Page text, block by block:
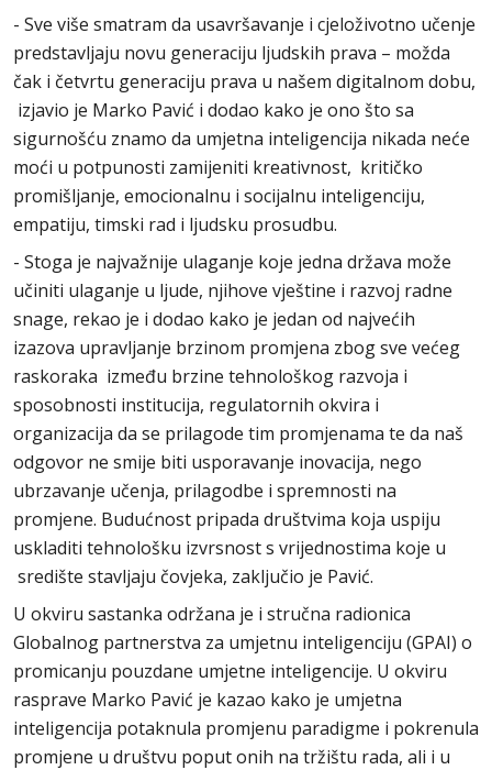
- Sve više smatram da usavršavanje i cjeloživotno učenje
predstavljaju novu generaciju ljudskih prava – možda
čak i četvrtu generaciju prava u našem digitalnom dobu,
izjavio je Marko Pavić i dodao kako je ono što sa
sigurnošću znamo da umjetna inteligencija nikada neće
moći u potpunosti zamijeniti kreativnost, kritičko
promišljanje, emocionalnu i socijalnu inteligenciju,
empatiju, timski rad i ljudsku prosudbu.
- Stoga je najvažnije ulaganje koje jedna država može
učiniti ulaganje u ljude, njihove vještine i razvoj radne
snage, rekao je i dodao kako je jedan od najvećih
izazova upravljanje brzinom promjena zbog sve većeg
raskoraka između brzine tehnološkog razvoja i
sposobnosti institucija, regulatornih okvira i
organizacija da se prilagode tim promjenama te da naš
odgovor ne smije biti usporavanje inovacija, nego
ubrzavanje učenja, prilagodbe i spremnosti na
promjene. Budućnost pripada društvima koja uspiju
uskladiti tehnološku izvrsnost s vrijednostima koje u
središte stavljaju čovjeka, zaključio je Pavić.
U okviru sastanka održana je i stručna radionica
Globalnog partnerstva za umjetnu inteligenciju (GPAI) o
promicanju pouzdane umjetne inteligencije. U okviru
rasprave Marko Pavić je kazao kako je umjetna
inteligencija potaknula promjenu paradigme i pokrenula
promjene u društvu poput onih na tržištu rada, ali i u